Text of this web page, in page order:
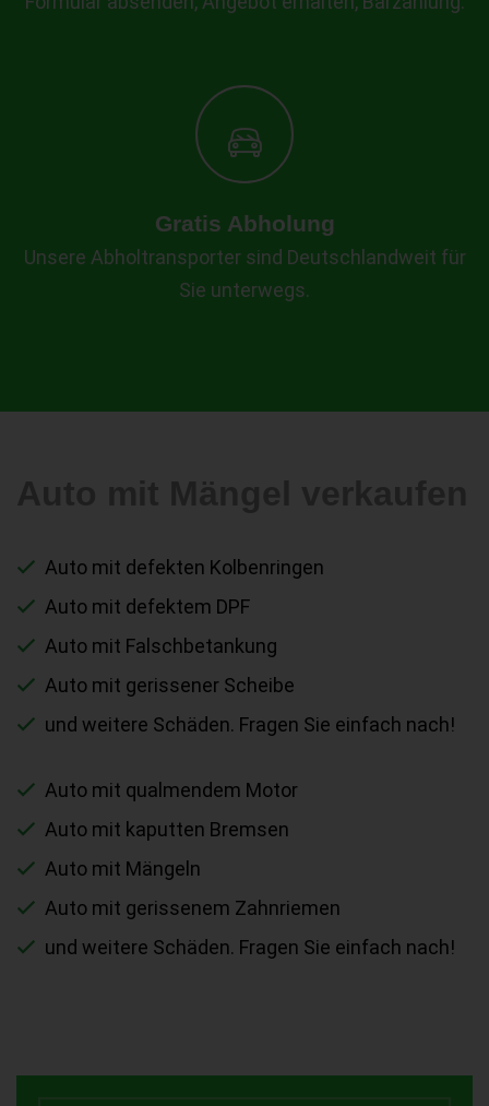
Gratis Abholung
Unsere Abholtransporter sind Deutschlandweit für
Sie unterwegs.
Auto mit defekten Kolbenringen
Auto mit defektem DPF
Auto mit Falschbetankung
Auto mit gerissener Scheibe
und weitere Schäden. Fragen Sie einfach nach!
Auto mit qualmendem Motor
Auto mit kaputten Bremsen
Auto mit Mängeln
Auto mit gerissenem Zahnriemen
und weitere Schäden. Fragen Sie einfach nach!